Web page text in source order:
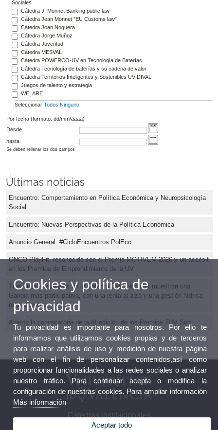
Sociales
Cátedra J. Monnet Banking public law
Cátedra Jean Monnet "EU Customs law"
Cátedra Joan Noguera
Cátedra Jorge Muñoz
Cátedra Juventud
Cátedra MESVAL
Cátedra POWERCO-UV en Tecnología de Baterías
Cátedra Tecnología de baterías y su cadena de valor
Cátedra Territorios Inteligentes y Sostenibles UV-DIVAL
Juegos de talento y estrategia
WE_ARE
Seleccionar Todos Ninguno
Por fecha (formato: dd/mm/aaaa)
Desde
hasta
Se deben rellenar los dos campos
Últimas noticias
Encuentro: Comportamiento en Política Económica y Neuropsicología
Social
Encuentro: Nuevas Perspectivas de la Política Económica
Anuncio General: #CicloEncuentros PolEco
ONCO-PlayFit, reconocido con el Premio MOTIVEM 2026 y un accésit
en los Premios de Emprendimiento de la UV
Tres nuevos estudios de la Cátedra Joan Noguera muestran una
Gandia más participativa, con una renta al alza y una gestión hídrica
más eficiente
Abierta la convocatoria de la III edición de los Premios TUV Süd
Cátedras institucionales
Cookies y política de
privacidad
Tu privacidad es importante para nosotros. Por ello te
informamos que utilizamos cookies propias y de terceros
para realizar análisis de uso y medición de nuestra página
web con el fin de personalizar contenidos,así como
proporcionar funcionalidades a las redes sociales o analizar
nuestro tráfico. Para continuar acepta o modifica la
configuración de nuestras cookies. Para ampliar información
Más información
Aceptar todo